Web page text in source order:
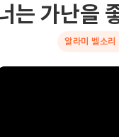
는 가난을
알라미 벨소